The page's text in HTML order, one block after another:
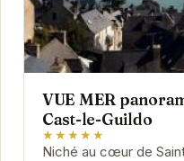
VUE MER
Cast-le-Guildo
★★★★★
Niché au cœur de